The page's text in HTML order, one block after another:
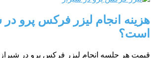
هزینه انجام لیزر فرکس پرو در
است؟